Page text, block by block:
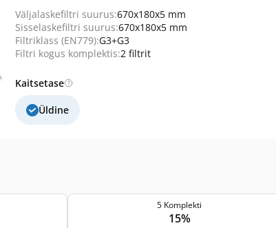
Väljalaskefiltri suurus:670x180x5 mm
Sisselaskefiltri suurus:670x180x5 mm
Filtriklass (EN779):G3+G3
Filtri kogus komplektis:2 filtrit
Kaitsetase
Üldine
5 Komplekti
15%